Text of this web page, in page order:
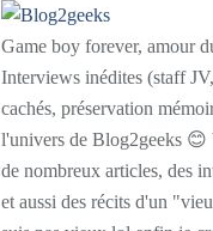
Game boy forever, amour
Interviews inédites (staff
cachés, préservation
l'univers de Blog2geeks 😊
de nombreux articles, des
et aussi des récits d'un